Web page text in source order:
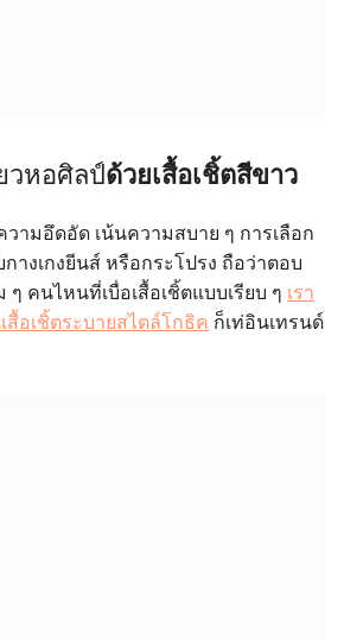
วหอศิลป์ด้วยเสื้อเชิ้ตสีขาว
ามอึดอัด เน้นความสบาย ๆ การเลือก
างเกงยีนส์ หรือกระโปรง ถือว่าตอบ
คนไหนที่เบื่อเสื้อเชิ้ตแบบเรียบ ๆ เรา
สื้อเชิ้ตระบายสไตล์โกธิค ก็เท่อินเทรนด์